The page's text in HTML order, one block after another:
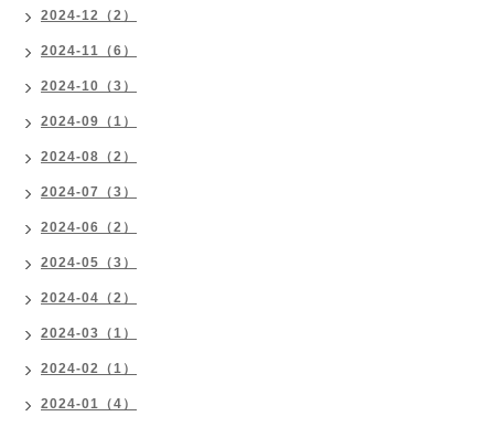
2024-12（2）
2024-11（6）
2024-10（3）
2024-09（1）
2024-08（2）
2024-07（3）
2024-06（2）
2024-05（3）
2024-04（2）
2024-03（1）
2024-02（1）
2024-01（4）